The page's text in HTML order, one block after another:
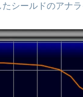
シールドのアナ